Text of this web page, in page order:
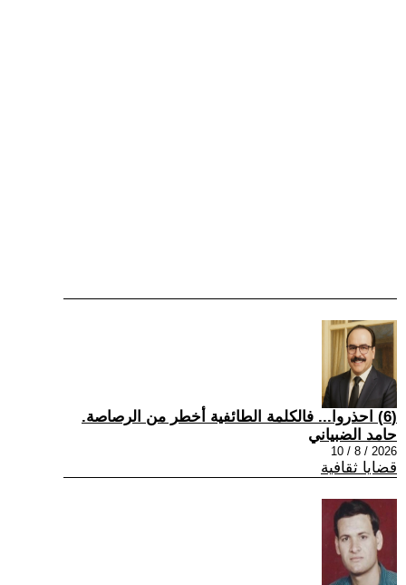
(6) احذروا... فالكلمة الطائفية أخطر من الرصاصة.
حامد الضبياني
2026 / 8 / 10
قضايا ثقافية